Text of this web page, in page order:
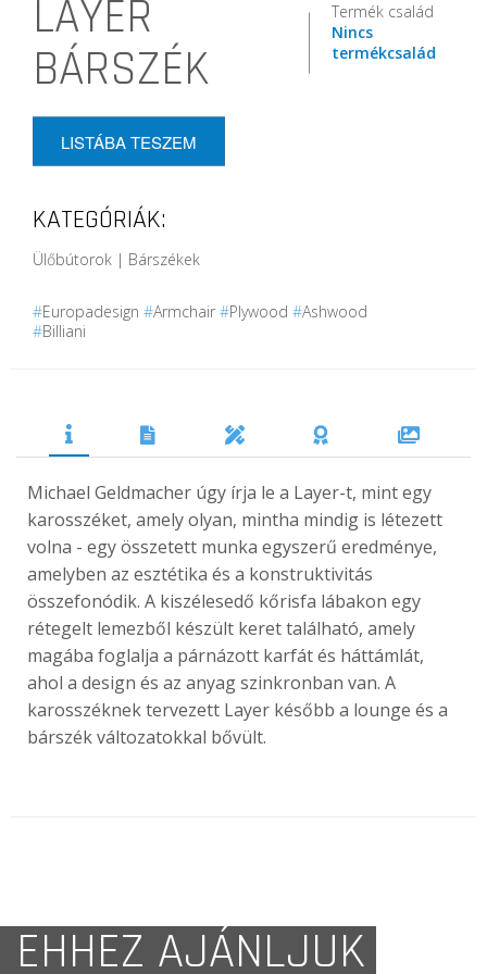
LAYER
BÁRSZÉK
Termék család
Nincs
termékcsalád
LISTÁBA TESZEM
KATEGÓRIÁK:
Ülőbútorok | Bárszékek
#Europadesign #Armchair #Plywood #Ashwood
#Billiani
Michael Geldmacher úgy írja le a Layer-t, mint egy
karosszéket, amely olyan, mintha mindig is létezett
volna - egy összetett munka egyszerű eredménye,
amelyben az esztétika és a konstruktivitás
összefonódik. A kiszélesedő kőrisfa lábakon egy
rétegelt lemezből készült keret található, amely
magába foglalja a párnázott karfát és háttámlát,
ahol a design és az anyag szinkronban van. A
karosszéknek tervezett Layer később a lounge és a
bárszék változatokkal bővült.
EHHEZ AJÁNLJUK